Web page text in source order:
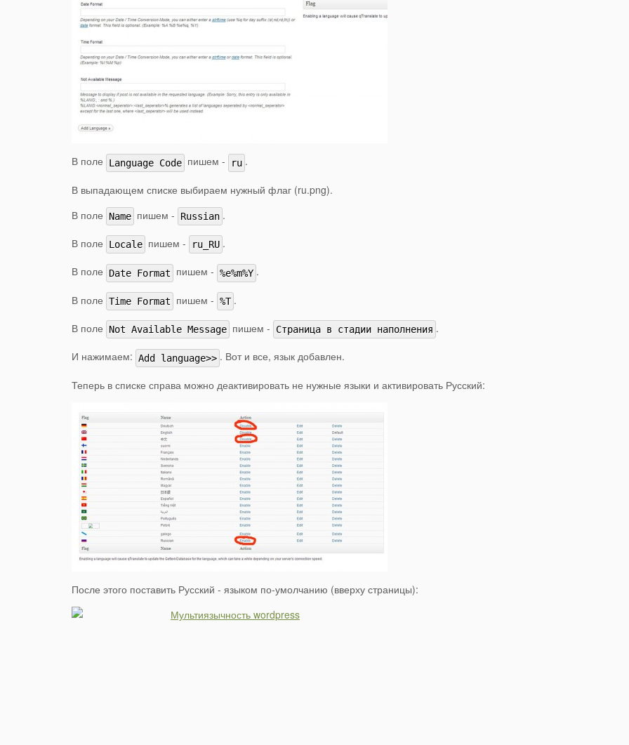
В поле Language Code пишем - ru .
В выпадающем списке выбираем нужный флаг (ru.png).
В поле
Name пишем - Russian .
В поле Locale пишем - ru_RU .
В поле Date Format пишем - %e%m%Y .
В поле Time Format пишем - %T .
В поле Not Available Message пишем - Страница в стадии наполнения .
И нажимаем: Add language>> . Вот и все, язык добавлен.
Теперь в списке справа можно деактивировать не нужные языки и активировать Русский:
После этого поставить Русский - языком по-умолчанию (вверху страницы):